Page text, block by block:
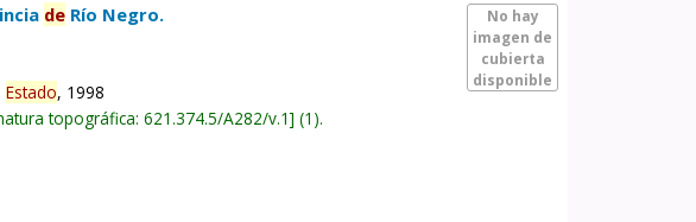
No hay
imagen de
cubierta
disponible
de Río Negro.
Estado, 1998
topográfica:621.374.5/A282/v.1 (1).